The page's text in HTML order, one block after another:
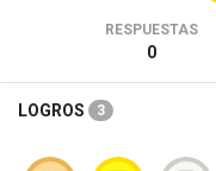
RESPUESTAS
0
LOGROS 3